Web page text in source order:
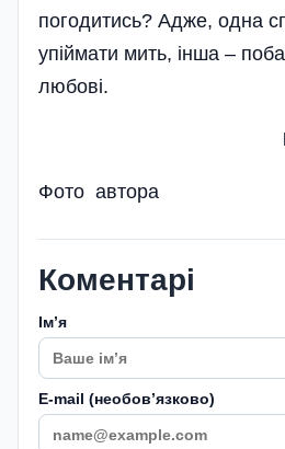
погодитись? Адже, одна
упіймати мить, інша –
любові.
Фото автора
Коментарі
Імʼя
E-mail (необовʼязково)